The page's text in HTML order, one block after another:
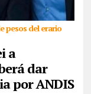
pesos del erario
a
dar
por ANDIS